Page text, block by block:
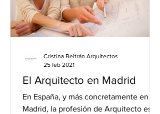
El Arquitecto en Madrid
En España, y más concretamente en
Madrid, la profesión de Arquitecto está
Cristina Beltrán Arquitectos
25 feb 2021